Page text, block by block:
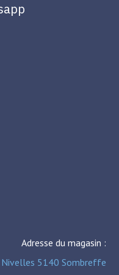
Adresse du magasin :
Nivelles 5140 Sombreffe